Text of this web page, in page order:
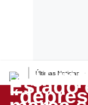
Últimas Noticias
Lo último
Peru Quiosco